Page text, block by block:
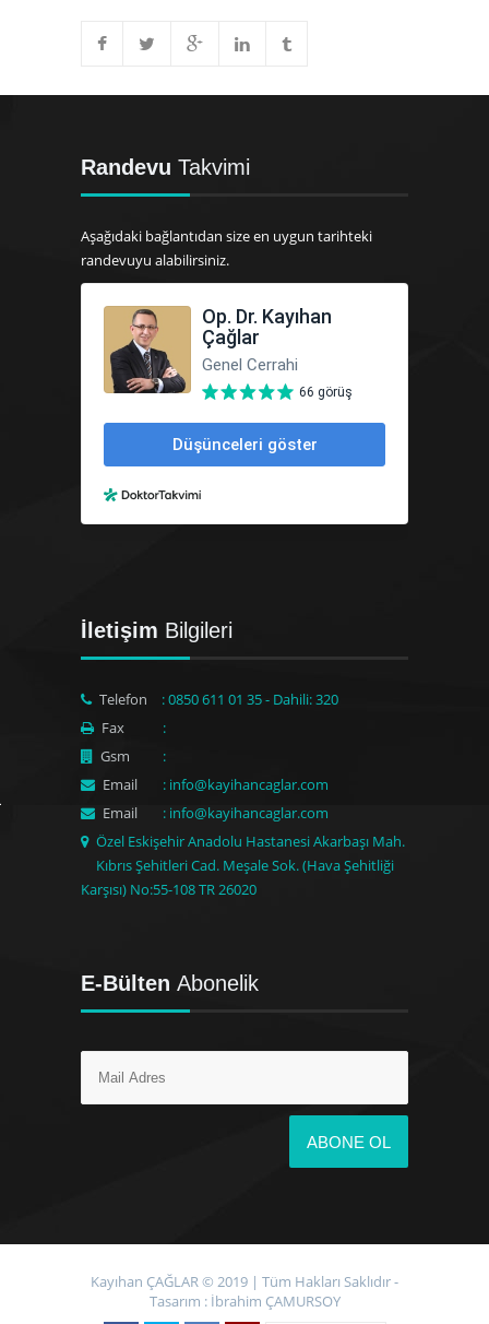
Randevu Takvimi
Aşağıdaki bağlantıdan size en uygun tarihteki
randevuyu alabilirsiniz.
İletişim Bilgileri
Telefon
: 0850 611 01 35 - Dahili: 320
Fax
:
Gsm
:
Email
: info@kayihancaglar.com
Email
: info@kayihancaglar.com
Özel Eskişehir Anadolu Hastanesi Akarbaşı Mah.
Kıbrıs Şehitleri Cad. Meşale Sok. (Hava Şehitliği
Karşısı) No:55-108 TR 26020
E-Bülten Abonelik
Kayıhan ÇAĞLAR © 2019 | Tüm Hakları Saklıdır -
Tasarım : İbrahim ÇAMURSOY